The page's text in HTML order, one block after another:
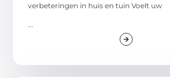
verbeteringen in huis en tuin Voelt uw
...